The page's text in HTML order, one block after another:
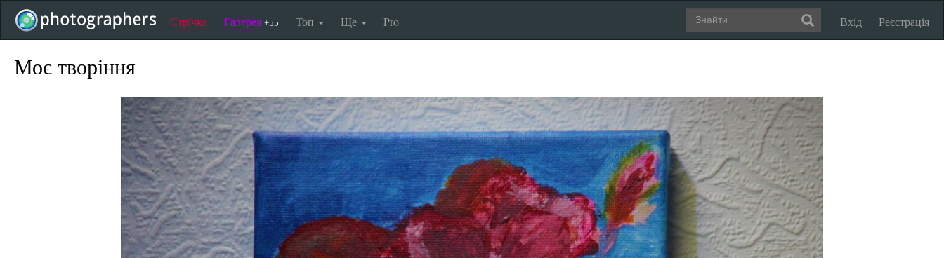
Стрічка Галерея +55 Топ Ще Pro Вхід Реєстрація
Моє творіння